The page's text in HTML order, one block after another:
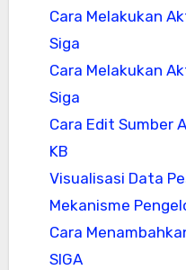
Cara Melakukan
Siga
Cara Melakukan
Siga
Cara Edit Sumber
KB
Visualisasi Data
Mekanisme
Cara
SIGA